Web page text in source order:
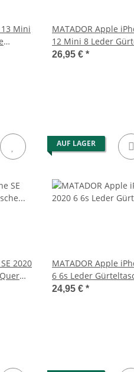
13 Mini
MATADOR Apple
12 Mini 8 Leder
Clip Braun
26,95 € *
2020
AUF LAGER
MATADOR Apple
6 6s Leder
Braun
24,95 € *